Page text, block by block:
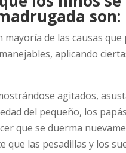
son:
de las causas que
aplicando
agitados,
del pequeño, los
que se duerma
que las pesadillas y los